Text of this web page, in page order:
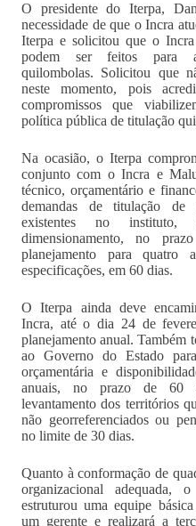
O presidente do Iterpa,
necessidade de que o Incra
Iterpa e solicitou que o
podem ser feitos para
quilombolas. Solicitou que
neste momento, pois
compromissos que
política pública de titulação
Na ocasião, o Iterpa
conjunto com o Incra e
técnico, orçamentário e
demandas de titulação de
existentes no instituto,
dimensionamento, no
planejamento para quatro
especificações, em 60 dias.
O Iterpa ainda deve
Incra, até o dia 24 de
planejamento anual. Também
ao Governo do Estado
orçamentária e
anuais, no prazo de 60
levantamento dos territórios
não georreferenciados ou
no limite de 30 dias.
Quanto à conformação de
organizacional adequada,
estruturou uma equipe
um gerente e realizará a